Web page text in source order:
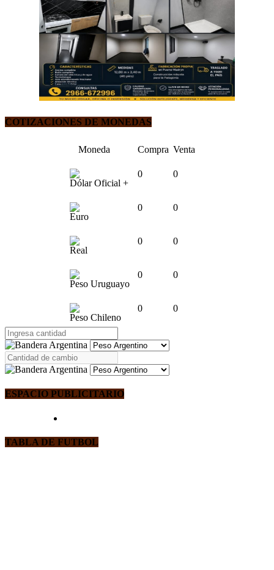
COTIZACIONES DE MONEDAS
Moneda Compra Venta
Dólar Oficial +
0 0
Euro
0 0
Real
0 0
Peso Uruguayo
0 0
Peso Chileno
0 0
ESPACIO PUBLICITARIO
TABLA DE FUTBOL